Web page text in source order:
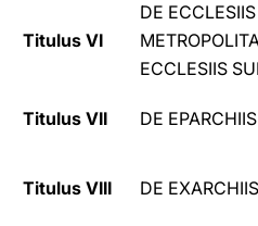
Titulus VI
DE ECCLESIIS
ECCLESIIS
Titulus VII DE
Titulus VIII DE